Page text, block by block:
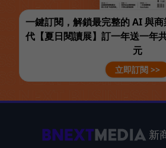
一鍵訂閱，解鎖最完整的 AI 與
代【夏日閱讀展】訂一年送一年
元
立即訂閱 >>
新